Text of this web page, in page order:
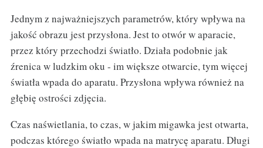
Jednym z najważniejszych parametrów, który wpływa na
jakość obrazu jest przysłona. Jest to otwór w aparacie,
przez który przechodzi światło. Działa podobnie jak
źrenica w ludzkim oku - im większe otwarcie, tym więcej
światła wpada do aparatu. Przysłona wpływa również na
głębię ostrości zdjęcia.
Czas naświetlania, to czas, w jakim migawka jest otwarta,
podczas którego światło wpada na matrycę aparatu. Długi